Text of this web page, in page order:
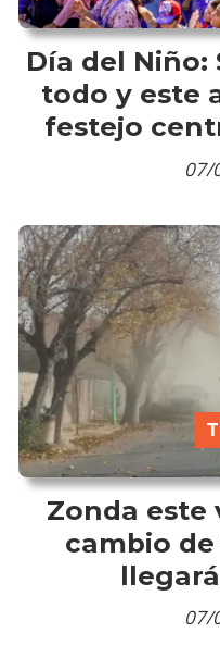
Día del Niño:
todo y este
festejo
07/
Zonda este
cambio
07/